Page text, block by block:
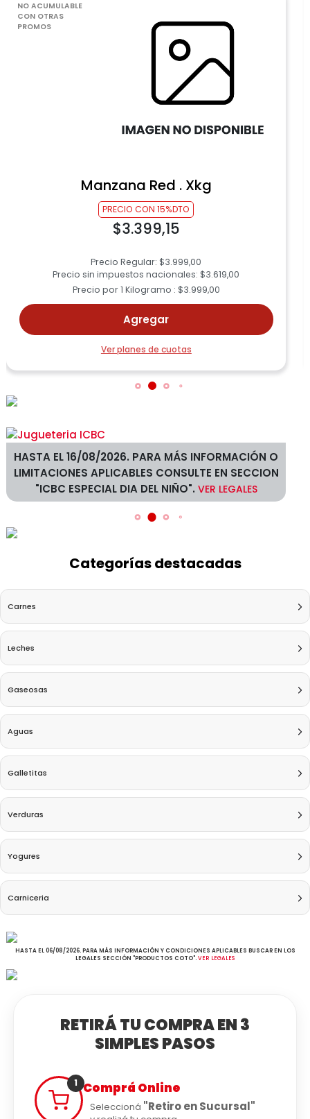
NO ACUMULABLE
CON OTRAS
PROMOS
Manzana Red . Xkg
PRECIO CON 15%DTO
$3.399,15
Precio Regular: $3.999,00
Precio sin impuestos nacionales: $3.619,00
Precio por 1 Kilogramo : $3.999,00
Agregar
Ver planes de cuotas
HASTA EL 16/08/2026. PARA MÁS INFORMACIÓN O
LIMITACIONES APLICABLES CONSULTE EN SECCION
"ICBC ESPECIAL DIA DEL NIÑO". VER LEGALES
Categorías destacadas
Carnes
Leches
Gaseosas
Aguas
Galletitas
Verduras
Yogures
Carniceria
HASTA EL 06/08/2026. PARA MÁS INFORMACIÓN Y CONDICIONES APLICABLES BUSCAR EN LOS
LEGALES SECCIÓN "PRODUCTOS COTO".VER LEGALES
RETIRÁ TU COMPRA EN 3
SIMPLES PASOS
1 Comprá Online
Seleccioná "Retiro en Sucursal"